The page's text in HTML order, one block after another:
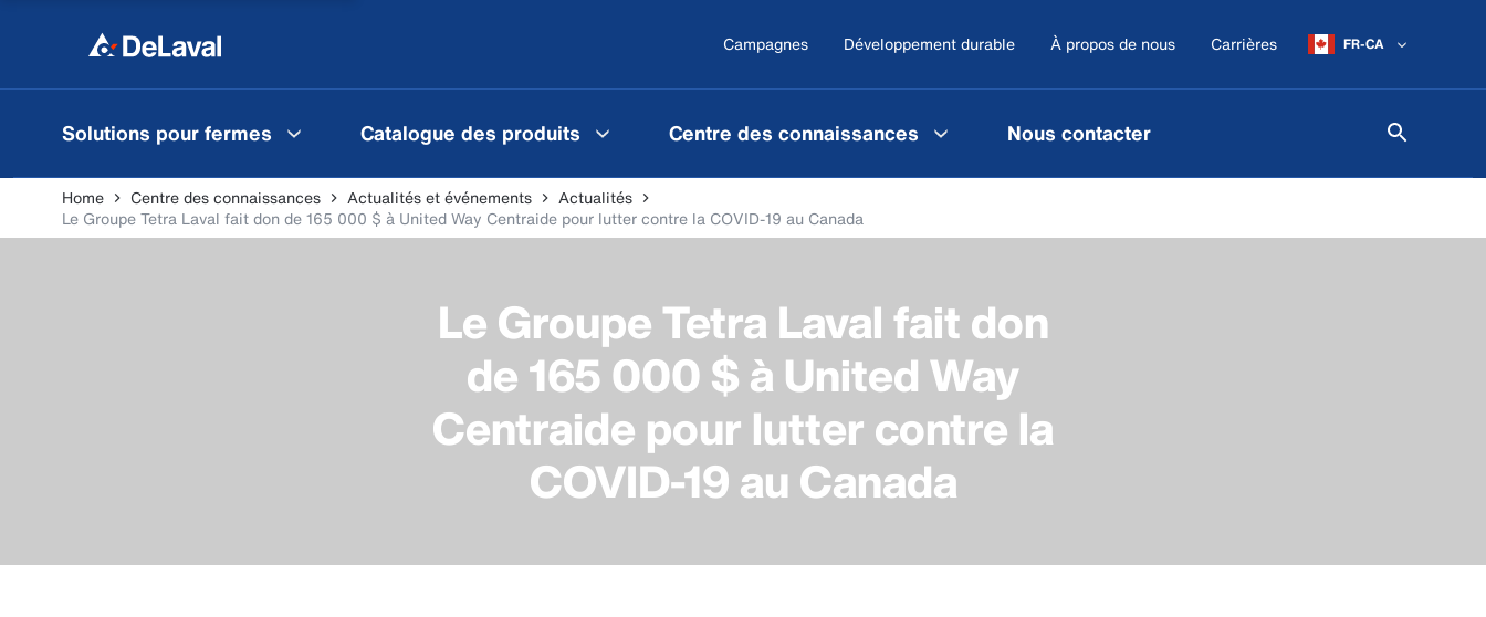
Campagnes Développement durable À propos de nous Carrières FR-CA
Solutions pour fermes Catalogue des produits Centre des connaissances Nous contacter
Home Centre des connaissances Actualités et événements
Actualités
Le Groupe Tetra Laval fait don de 165 000 $ à United Way Centraide pour lutter contre la COVID-19 au Canada
Le Groupe Tetra Laval fait don
de 165 000 $ à United Way
Centraide pour lutter contre la
COVID-19 au Canada